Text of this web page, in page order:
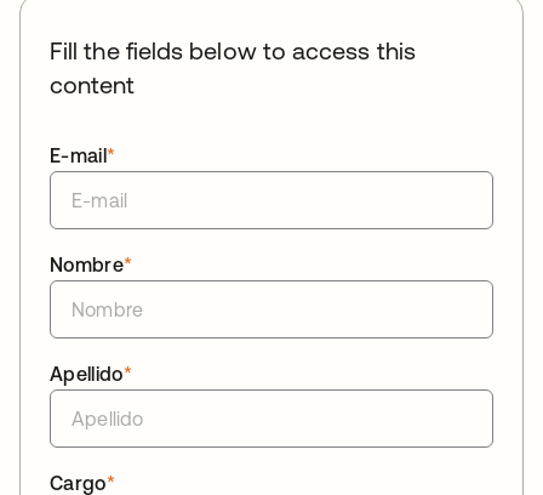
Fill the fields below to access this
content
*
E-mail
*
Nombre
*
Apellido
*
Cargo